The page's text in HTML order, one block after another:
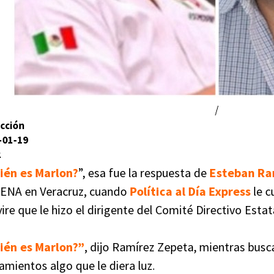
/
19
es Marlon?”, esa fue la respuesta de Esteban
en Veracruz, cuando Política al Día Express le
que le hizo el dirigente del Comité Directivo
es Marlon?”, dijo Ramírez Zepeta, mientras
algo que le diera luz.